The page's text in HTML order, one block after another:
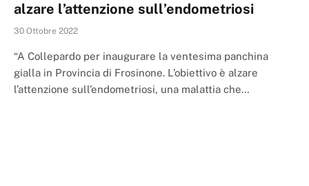
alzare l’attenzione sull’endometriosi
30 Ottobre 2022
“A Collepardo per inaugurare la ventesima panchina
gialla in Provincia di Frosinone. L’obiettivo è alzare
l’attenzione sull’endometriosi, una malattia che…